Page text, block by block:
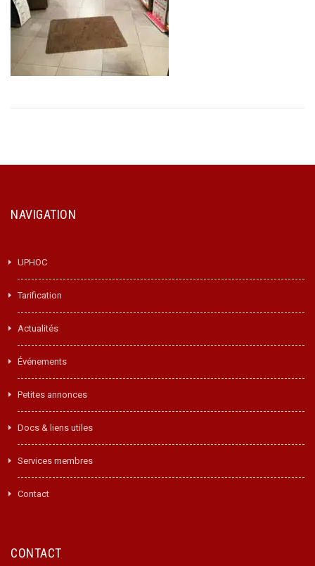
NAVIGATION
UPHOC
Tarification
Actualités
Événements
Petites annonces
Docs & liens utiles
Services membres
Contact
CONTACT